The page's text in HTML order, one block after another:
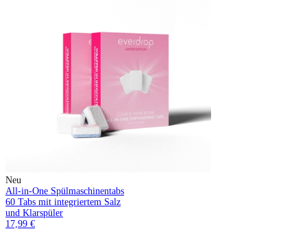
Neu
All-in-One Spülmaschinentabs
60 Tabs mit integriertem Salz
und Klarspüler
17,99 €